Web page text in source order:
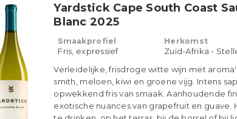
Yardstick Cape South Coast
Blanc 2025
Smaakprofiel
Fris, expressief
Herkomst
Zuid-Afrika -
Verleidelijke, frisdroge witte wijn met
smith, meloen, kiwi en groene vijg. Intens
opwekkend fris van smaak. Aanhoudende
exotische nuances van grapefruit en guave.